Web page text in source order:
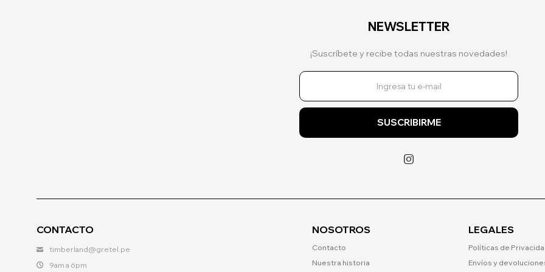
CONTACTO
timberland@gretel.pe
9am a 6pm
NOSOTROS
Contacto
Nuestra historia
LEGALES
Políticas de
Envíos y
NEWSLETTER
¡Suscríbete y recibe todas nuestras novedades!
SUSCRIBIRME
